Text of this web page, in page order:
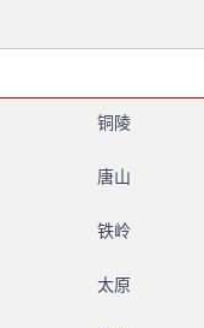
铜陵
唐山
铁岭
太原